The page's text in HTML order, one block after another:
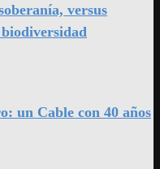
versus
un Cable con 40 años